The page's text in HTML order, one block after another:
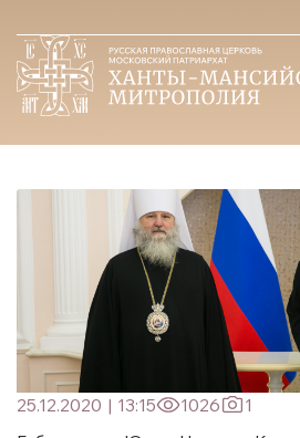
25.12.2020 | 13:15 1026
1